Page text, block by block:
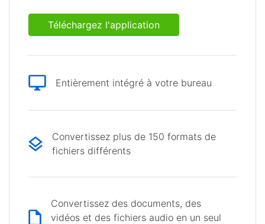
Téléchargez l'application
Entièrement intégré à votre bureau
Convertissez plus de 150 formats de
fichiers différents
Convertissez des documents, des
vidéos et des fichiers audio en un seul